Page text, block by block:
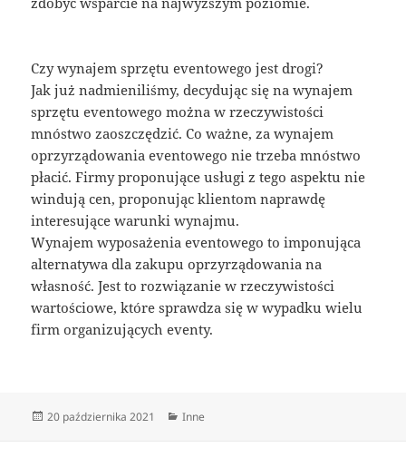
Czy wynajem sprzętu eventowego jest drogi?
Jak już nadmieniliśmy, decydując się na wynajem
sprzętu eventowego można w rzeczywistości
mnóstwo zaoszczędzić. Co ważne, za wynajem
oprzyrządowania eventowego nie trzeba mnóstwo
płacić. Firmy proponujące usługi z tego aspektu nie
windują cen, proponując klientom naprawdę
interesujące warunki wynajmu.
Wynajem wyposażenia eventowego to imponująca
alternatywa dla zakupu oprzyrządowania na
własność. Jest to rozwiązanie w rzeczywistości
wartościowe, które sprawdza się w wypadku wielu
firm organizujących eventy.
Data
20 października 2021 Kategorie
Inne